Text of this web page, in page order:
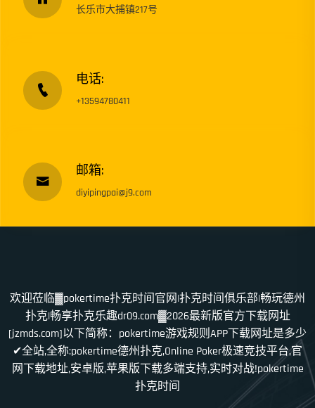
长乐市大捕镇217号
电话:
+13594780411
邮箱:
diyipingpai@j9.com
欢迎莅临▓pokertime扑克时间官网|扑克时间俱乐部|畅玩德州
扑克|畅享扑克乐趣dr09.com▓2026最新版官方下载网址
[jzmds.com]以下简称：pokertime游戏规则APP下载网址是多少
✔全站,全称:pokertime德州扑克,Online Poker极速竞技平台,官
网下载地址,安卓版,苹果版下载多端支持,实时对战!pokertime
扑克时间